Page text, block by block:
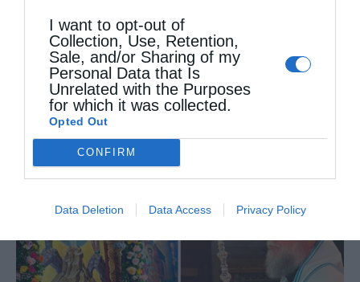
I want to opt-out of
Collection, Use, Retention,
Sale, and/or Sharing of my
Personal Data that Is
Unrelated with the Purposes
for which it was collected.
Opted Out
CONFIRM
Data Deletion Data Access Privacy Policy
Ιερά Παράκληση στον οικισμό Κατσαρού